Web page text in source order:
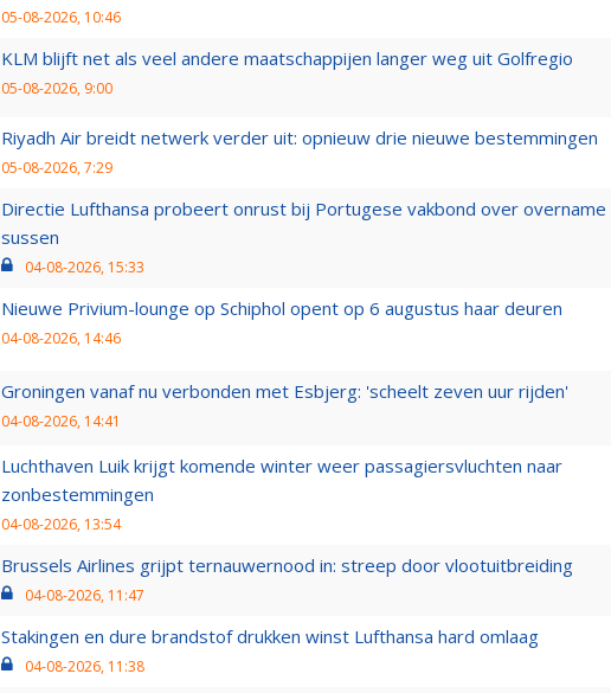
05-08-2026, 10:46
KLM blijft net als veel andere maatschappijen langer weg uit Golfregio
05-08-2026, 9:00
Riyadh Air breidt netwerk verder uit: opnieuw drie nieuwe bestemmingen
05-08-2026, 7:29
Directie Lufthansa probeert onrust bij Portugese vakbond over overname
sussen
04-08-2026, 15:33
Nieuwe Privium-lounge op Schiphol opent op 6 augustus haar deuren
04-08-2026, 14:46
Groningen vanaf nu verbonden met Esbjerg: 'scheelt zeven uur rijden'
04-08-2026, 14:41
Luchthaven Luik krijgt komende winter weer passagiersvluchten naar
zonbestemmingen
04-08-2026, 13:54
Brussels Airlines grijpt ternauwernood in: streep door vlootuitbreiding
04-08-2026, 11:47
Stakingen en dure brandstof drukken winst Lufthansa hard omlaag
04-08-2026, 11:38